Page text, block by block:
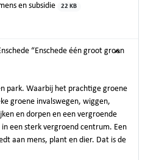
en subsidie 22 KB
“Enschede één groot groen
park. Waarbij het prachtige groene
groene invalswegen, wiggen,
en dorpen en een vergroende
een sterk vergroend centrum. Een
aan mens, plant en dier. Dat is de